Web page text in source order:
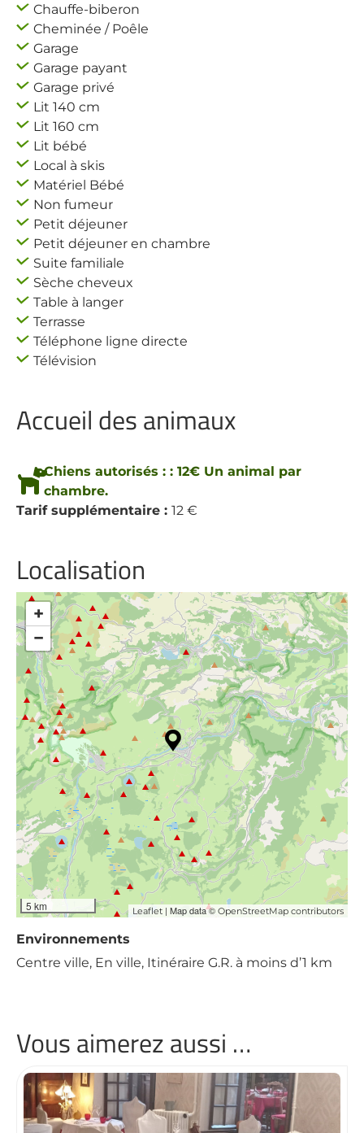
Chauffe-biberon
Cheminée / Poêle
Garage
Garage payant
Garage privé
Lit 140 cm
Lit 160 cm
Lit bébé
Local à skis
Matériel Bébé
Non fumeur
Petit déjeuner
Petit déjeuner en chambre
Suite familiale
Sèche cheveux
Table à langer
Terrasse
Téléphone ligne directe
Télévision
Accueil des animaux
Chiens autorisés : : 12€ Un animal par
chambre.
Tarif supplémentaire : 12 €
Localisation
+
−
5 km Leaflet | Map data © OpenStreetMap contributors
Environnements
Centre ville, En ville, Itinéraire G.R. à moins d’1 km
Vous aimerez aussi …